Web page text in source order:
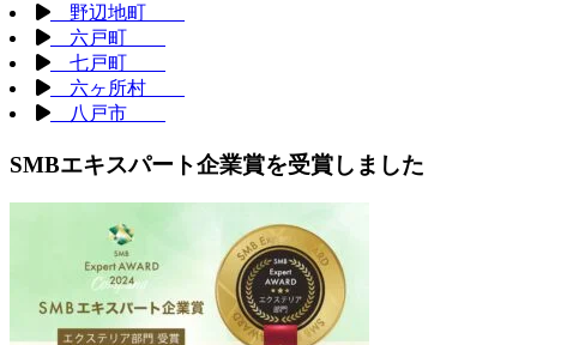
野辺地町
六戸町
七戸町
六ヶ所村
八戸市
SMBエキスパート企業賞を受賞しました